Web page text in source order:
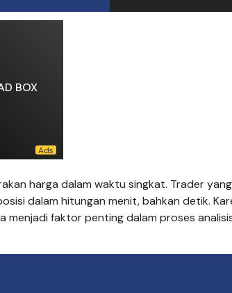
BOX
harga dalam waktu singkat. Trader yang
dalam hitungan menit, bahkan detik.
faktor penting dalam proses